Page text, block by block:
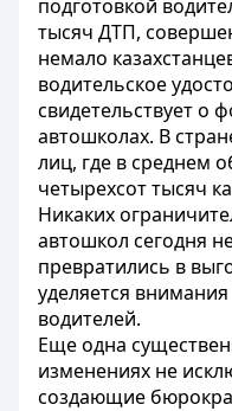
подготовкой
тысяч ДТП,
немало
водительское
свидетельствует о
автошколах. В
лиц, где в среднем
четырехсот тысяч
Никаких
автошкол сегодня
превратились в
уделяется
водителей.
Еще одна
изменениях не
создающие